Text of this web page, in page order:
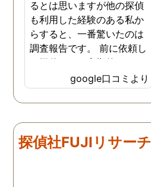
るとは思いますが他の探偵
も利用した経験のある私か
らすると、一番驚いたのは
調査報告です。 前に依頼し
た探偵では、定期的にまと
めて報告がくる為なかなか
実際の現状を把握するのが
難しかったですが、ここは
来ていました。 担当の人も
丁寧で報告内容もわかりや
google口コミより
探偵社FUJIリサーチ